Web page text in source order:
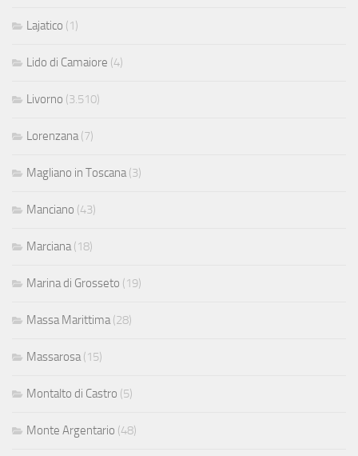
Lajatico (1)
Lido di Camaiore (4)
Livorno (3.510)
Lorenzana (7)
Magliano in Toscana (3)
Manciano (43)
Marciana (18)
Marina di Grosseto (19)
Massa Marittima (28)
Massarosa (15)
Montalto di Castro (5)
Monte Argentario (48)